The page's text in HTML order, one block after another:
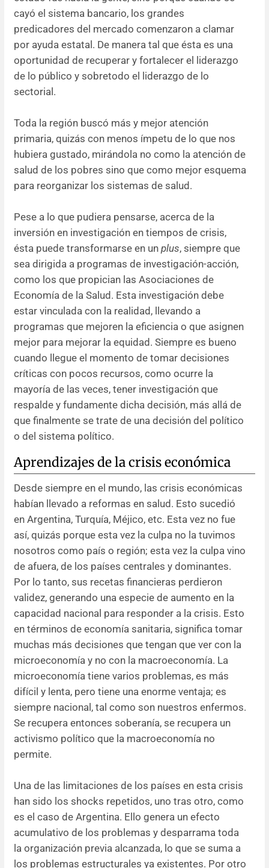
cayó el sistema bancario, los grandes
predicadores del mercado comenzaron a clamar
por ayuda estatal. De manera tal que ésta es una
oportunidad de recuperar y fortalecer el liderazgo
de lo público y sobretodo el liderazgo de lo
sectorial.
Toda la región buscó más y mejor atención
primaria, quizás con menos ímpetu de lo que nos
hubiera gustado, mirándola no como la atención de
salud de los pobres sino que como mejor esquema
para reorganizar los sistemas de salud.
Pese a lo que pudiera pensarse, acerca de la
inversión en investigación en tiempos de crisis,
ésta puede transformarse en un plus, siempre que
sea dirigida a programas de investigación-acción,
como los que propician las Asociaciones de
Economía de la Salud. Esta investigación debe
estar vinculada con la realidad, llevando a
programas que mejoren la eficiencia o que asignen
mejor para mejorar la equidad. Siempre es bueno
cuando llegue el momento de tomar decisiones
críticas con pocos recursos, como ocurre la
mayoría de las veces, tener investigación que
respalde y fundamente dicha decisión, más allá de
que finalmente se trate de una decisión del político
o del sistema político.
Aprendizajes de la crisis económica
Desde siempre en el mundo, las crisis económicas
habían llevado a reformas en salud. Esto sucedió
en Argentina, Turquía, Méjico, etc. Esta vez no fue
así, quizás porque esta vez la culpa no la tuvimos
nosotros como país o región; esta vez la culpa vino
de afuera, de los países centrales y dominantes.
Por lo tanto, sus recetas financieras perdieron
validez, generando una especie de aumento en la
capacidad nacional para responder a la crisis. Esto
en términos de economía sanitaria, significa tomar
muchas más decisiones que tengan que ver con la
microeconomía y no con la macroeconomía. La
microeconomía tiene varios problemas, es más
difícil y lenta, pero tiene una enorme ventaja; es
siempre nacional, tal como son nuestros enfermos.
Se recupera entonces soberanía, se recupera un
activismo político que la macroeconomía no
permite.
Una de las limitaciones de los países en esta crisis
han sido los shocks repetidos, uno tras otro, como
es el caso de Argentina. Ello genera un efecto
acumulativo de los problemas y desparrama toda
la organización previa alcanzada, lo que se suma a
los problemas estructurales ya existentes. Por otro